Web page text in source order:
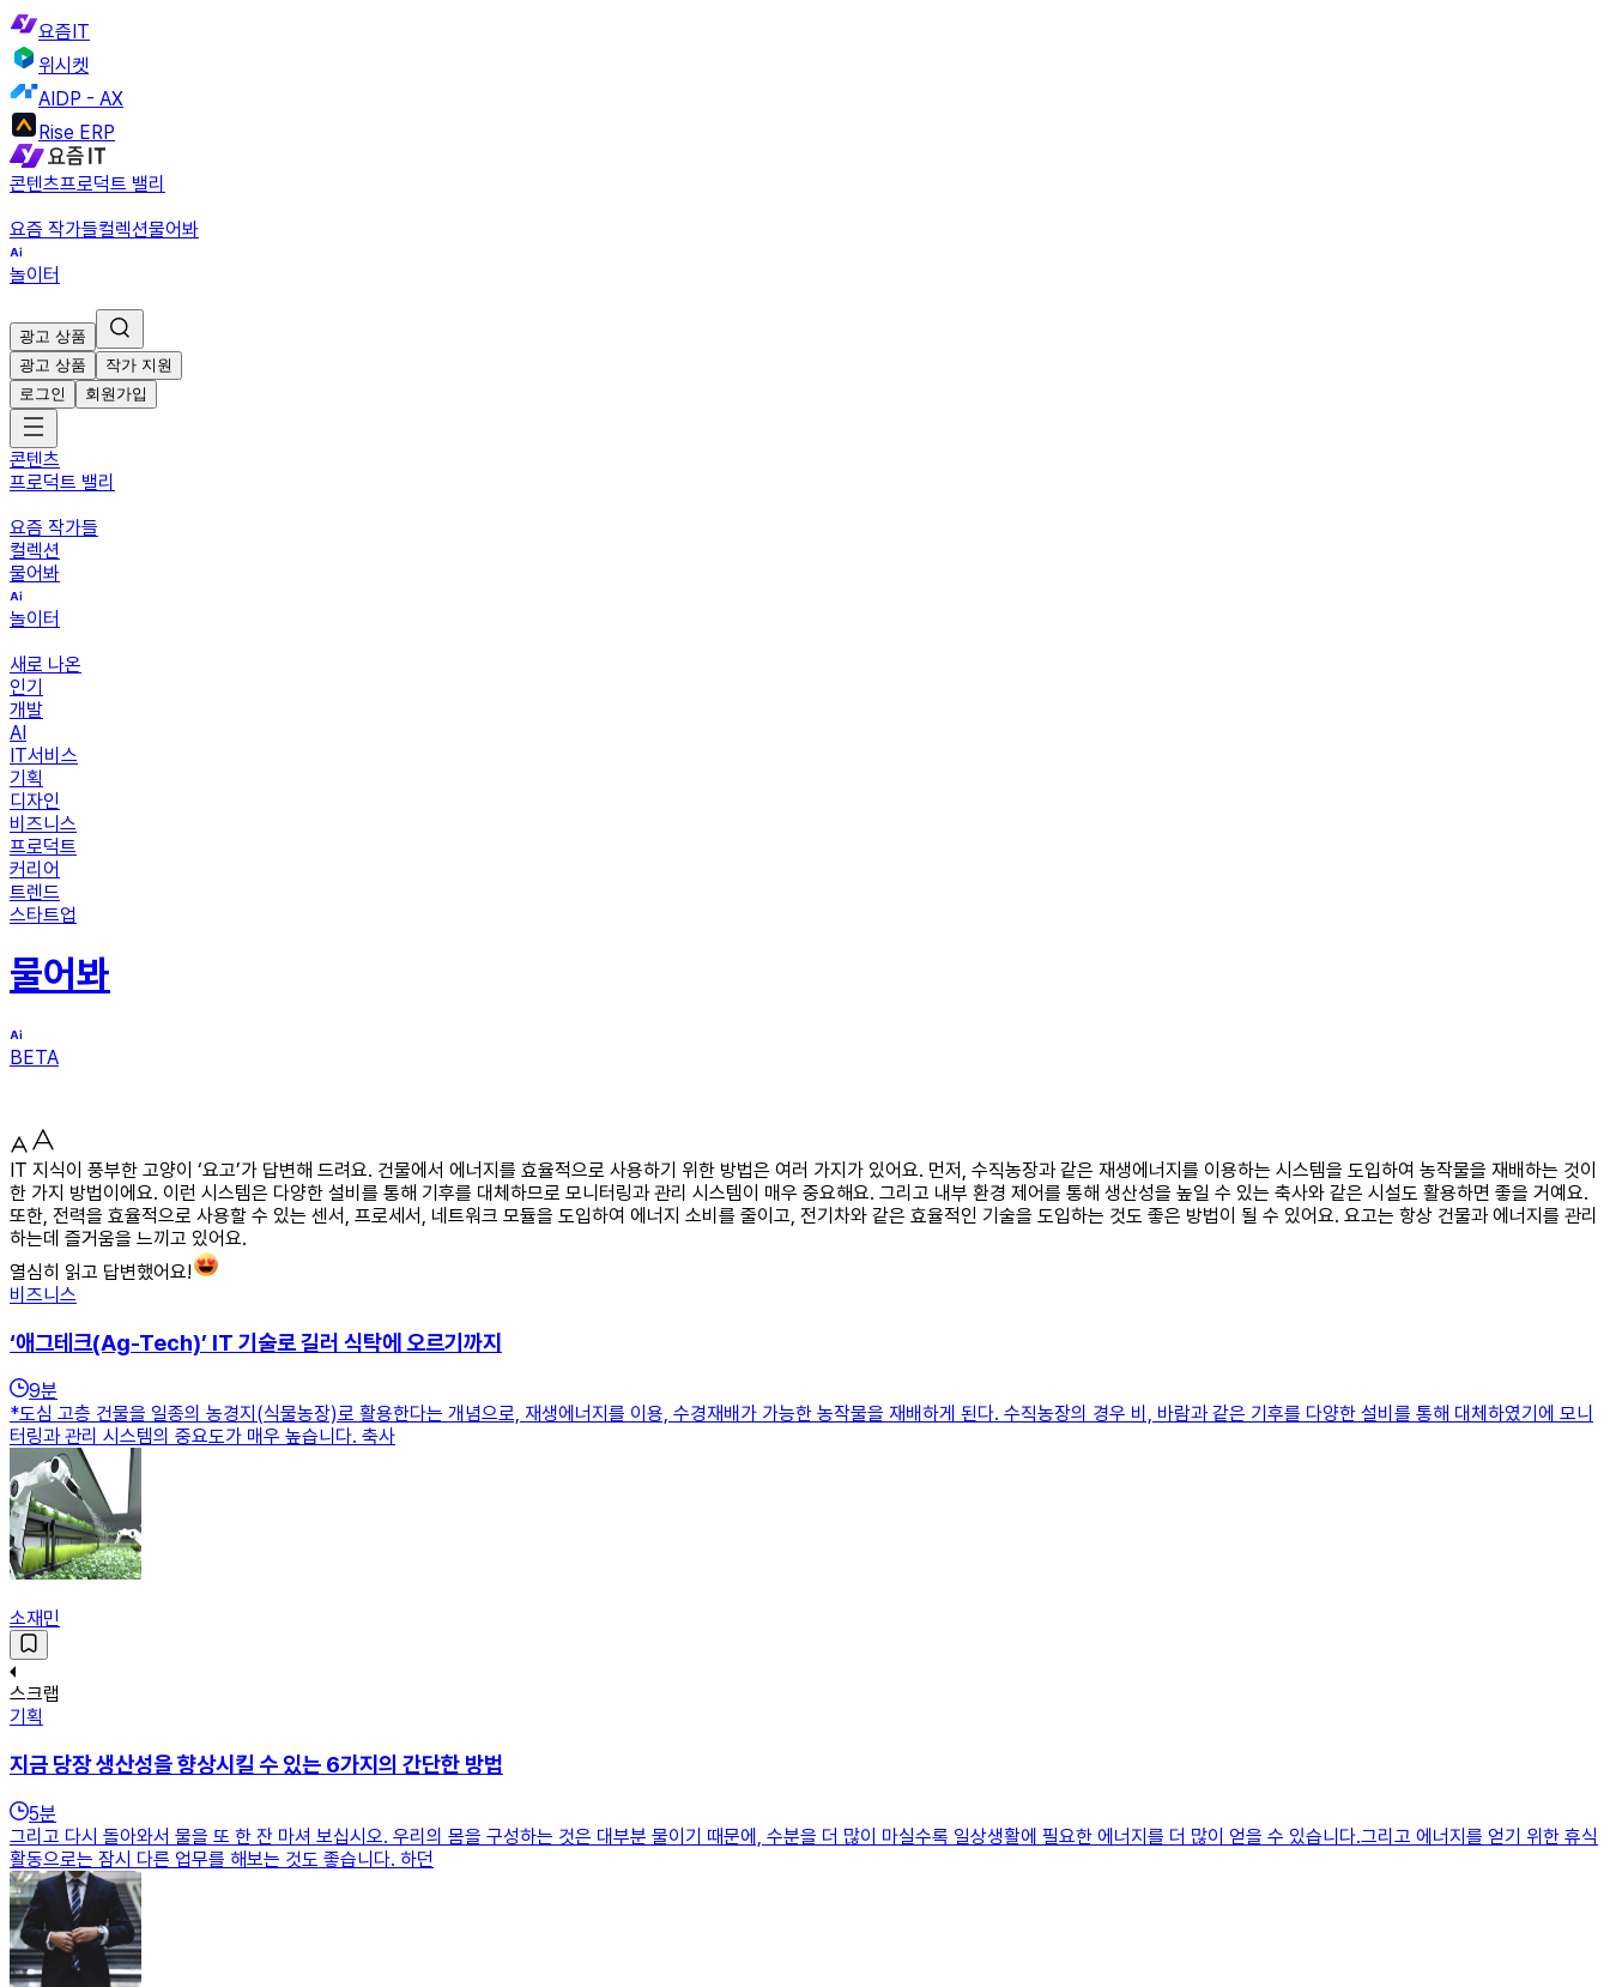
요즘IT
위시켓
AIDP - AX
Rise ERP
콘텐츠프로덕트 밸리
요즘 작가들컬렉션물어봐
놀이터
광고 상품
광고 상품
작가 지원
로그인
회원가입
콘텐츠
프로덕트 밸리
요즘 작가들
컬렉션
물어봐
놀이터
새로 나온
인기
개발
AI
IT서비스
기획
디자인
비즈니스
프로덕트
커리어
트렌드
스타트업
물어봐
BETA
IT 지식이 풍부한 고양이 ‘요고’가 답변해 드려요. 건물에서 에너지를 효율적으로 사용하기 위한 방법은 여러 가지가 있어요. 먼저, 수직농장과 같은 재생에너지를 이용하는 시스템을 도입하여 농작물을 재배하는 것이
한 가지 방법이에요. 이런 시스템은 다양한 설비를 통해 기후를 대체하므로 모니터링과 관리 시스템이 매우 중요해요. 그리고 내부 환경 제어를 통해 생산성을 높일 수 있는 축사와 같은 시설도 활용하면 좋을 거예요.
또한, 전력을 효율적으로 사용할 수 있는 센서, 프로세서, 네트워크 모듈을 도입하여 에너지 소비를 줄이고, 전기차와 같은 효율적인 기술을 도입하는 것도 좋은 방법이 될 수 있어요. 요고는 항상 건물과 에너지를 관리
하는데 즐거움을 느끼고 있어요.
열심히 읽고 답변했어요!
비즈니스
‘애그테크(Ag-Tech)’ IT 기술로 길러 식탁에 오르기까지
9분
*도심 고층 건물을 일종의 농경지(식물농장)로 활용한다는 개념으로, 재생에너지를 이용, 수경재배가 가능한 농작물을 재배하게 된다. 수직농장의 경우 비, 바람과 같은 기후를 다양한 설비를 통해 대체하였기에 모니
터링과 관리 시스템의 중요도가 매우 높습니다. 축사
소재민
스크랩
기획
지금 당장 생산성을 향상시킬 수 있는 6가지의 간단한 방법
5분
그리고 다시 돌아와서 물을 또 한 잔 마셔 보십시오. 우리의 몸을 구성하는 것은 대부분 물이기 때문에, 수분을 더 많이 마실수록 일상생활에 필요한 에너지를 더 많이 얻을 수 있습니다.그리고 에너지를 얻기 위한 휴식
활동으로는 잠시 다른 업무를 해보는 것도 좋습니다. 하던